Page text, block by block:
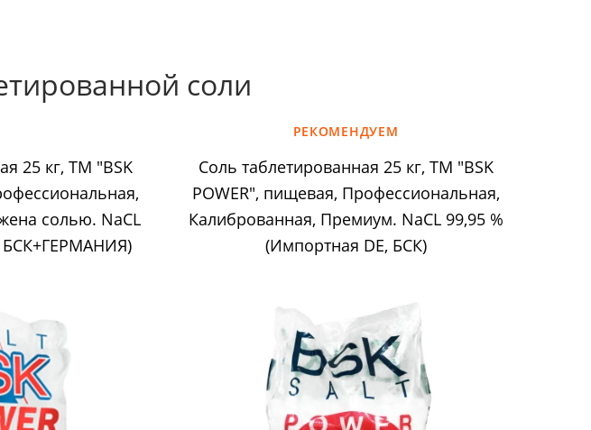
соли
25 кг, ТМ "BSK
солью. NaCL
БСК+ГЕРМАНИЯ)
РЕКОМЕНДУЕМ
Соль таблетированная 25 кг, ТМ "BSK
POWER", пищевая, Профессиональная,
Калиброванная, Премиум. NaCL 99,95 %
(Импортная DE, БСК)